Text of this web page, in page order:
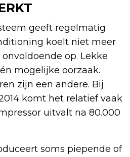
geeft regelmatig
koelt niet meer
op. Lekke
mogelijke oorzaak.
zijn een andere. Bij
komt het relatief vaak
uitvalt na 80.000
soms piepende of